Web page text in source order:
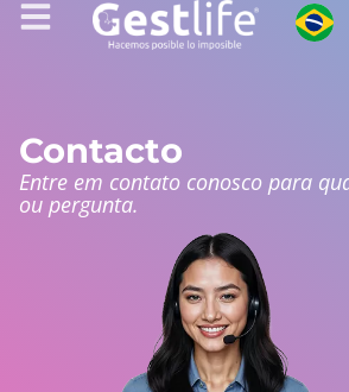
Contacto
Entre em contato conosco para
ou pergunta.